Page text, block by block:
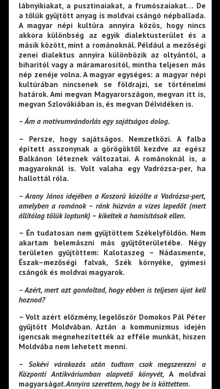
lábnyikiakat, a pusztinaiakat, a frumószaiakat… De
a tőlük gyűjtött anyag is moldvai csángó népballada.
A magyar népi kultúra annyira közös, hogy nincs
akkora különbség az egyik dialektusterület és a
másik között, mint a románoknál. Például a mezőségi
zenei dialektus annyira különbözik az oltyántól, a
biharitól vagy a máramarositól, mintha teljesen más
nép zenéje volna. A magyar egységes: a magyar népi
kultúrában nincsenek se földrajzi, se történelmi
határok. Ami megvan Magyarországon, megvan itt is,
megvan Szlovákiában is, és megvan Délvidéken is.
– Ám a motívumvándorlás egy sajátságos dolog.
– Persze, hogy sajátságos. Nemzetközi. A falba
épített asszonynak a görögöktől kezdve az egész
Balkánon léteznek változatai. A románoknál is, a
magyaroknál is. Volt valaha egy Vadrózsa-per, ha
hallottál róla.
– Arany János idejében a Koszorú közölte a Vadrózsa-pert,
amelyben a románok – ránk húzván a vizes lepedőt (mert
állítólag tőlük loptunk) – kikeltek a hamisítások ellen.
– Én tudatosan nem gyűjtöttem Székelyföldön. Nem
akartam belemászni más gyűjtőterületébe. Négy
területen gyűjtöttem: Kalotaszeg – Nádasmente,
Észak–mezőségi falvak, Szék környéke, gyimesi
csángók és moldvai magyarok.
– Azért, mert azt gondoltad, hogy ebben is teljesen újat kell
hoznod?
– Volt azért előzmény, legelőször Domokos Pál Péter
gyűjtött Moldvában. Aztán a kommunizmus idején
igencsak megnehezítették az efféle munkát, hiszen
Moldvába nem lehetett menni.
– Sokévi várakozás után tudtam csak megszerezni a
Központi Antikváriumban alapvető könyvét,A moldvai
magyarságot. Annyira szerettem, hogy be is köttettem.